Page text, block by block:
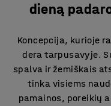
dieną
Koncepcija, kurioje
dera tarpusavyje.
spalva ir žemiškais
tinka visiems
pamainos, poreikių